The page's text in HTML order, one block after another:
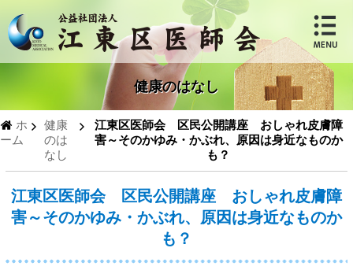
健康のはなし
ホ
ーム
健康
のは
なし
江東区医師会 区民公開講座 おしゃれ皮膚障
害～そのかゆみ・かぶれ、原因は身近なものか
も？
江東区医師会 区民公開講座 おしゃれ皮膚障
害～そのかゆみ・かぶれ、原因は身近なものか
も？